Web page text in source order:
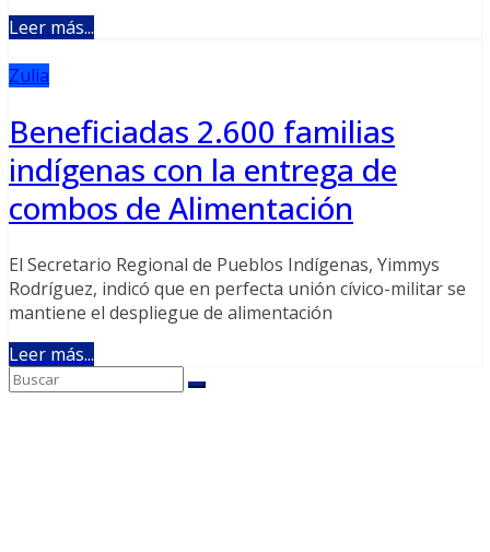
Leer más...
Zulia
Beneficiadas 2.600 familias
indígenas con la entrega de
combos de Alimentación
El Secretario Regional de Pueblos Indígenas, Yimmys
Rodríguez, indicó que en perfecta unión cívico-militar se
mantiene el despliegue de alimentación
Leer más...